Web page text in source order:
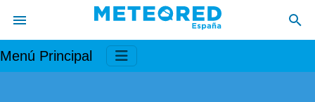
Menú Principal